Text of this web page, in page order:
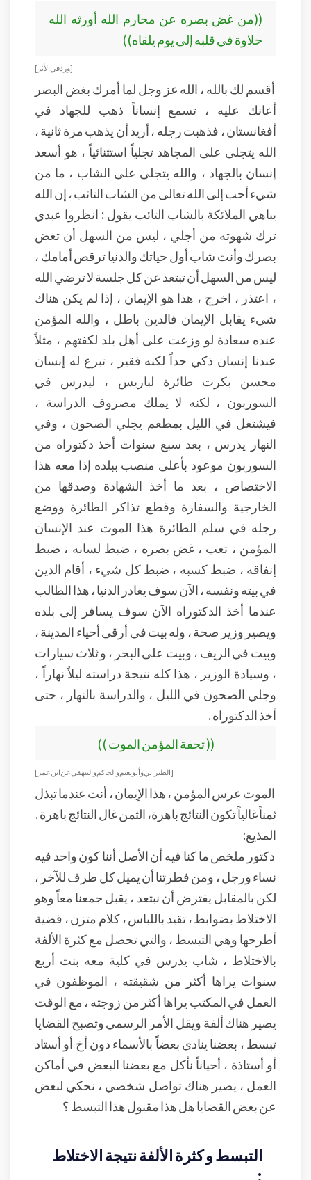
((من غض بصره عن محارم الله أورثه الله
حلاوة في قلبه إلى يوم يلقاه))
[ورد في الأثر]
أقسم لك بالله ، الله عز وجل لما أمرك بغض البصر
أعانك عليه ، تسمع إنساناً ذهب للجهاد في
أفغانستان ، فذهبت رجله ، أريد أن يذهب مرة ثانية ،
الله يتجلى على المجاهد تجلياً استثنائياً ، هو أسعد
إنسان بالجهاد ، والله يتجلى على الشاب ، ما من
شيء أحب إلى الله تعالى من الشاب التائب ، إن الله
يباهي الملائكة بالشاب التائب يقول : انظروا عبدي
ترك شهوته من أجلي ، ليس من السهل أن تغض
بصرك وأنت شاب أول حياتك والدنيا ترقص أمامك ،
ليس من السهل أن تبتعد عن كل جلسة لا ترضي الله
، اعتذر ، اخرج ، هذا هو الإيمان ، إذا لم يكن هناك
شيء يقابل الإيمان فالدين باطل ، والله المؤمن
عنده سعادة لو وزعت على أهل بلد لكفتهم ، مثلاً
عندنا إنسان ذكي جداً لكنه فقير ، تبرع له إنسان
محسن بكرت طائرة لباريس ، ليدرس في
السوربون ، لكنه لا يملك مصروف الدراسة ،
فيشتغل في الليل بمطعم يجلي الصحون ، وفي
النهار يدرس ، بعد سبع سنوات أخذ دكتوراه من
السوربون موعود بأعلى منصب ببلده إذا معه هذا
الاختصاص ، بعد ما أخذ الشهادة وصدقها من
الخارجية والسفارة وقطع تذاكر الطائرة ووضع
رجله في سلم الطائرة هذا الموت عند الإنسان
المؤمن ، تعب ، غض بصره ، ضبط لسانه ، ضبط
إنفاقه ، ضبط كسبه ، ضبط كل شيء ، أقام الدين
في بيته ونفسه ، الآن سوف يغادر الدنيا ، هذا الطالب
عندما أخذ الدكتوراه الآن سوف يسافر إلى بلده
ويصير وزير صحة ، وله بيت في أرقى أحياء المدينة ،
وبيت في الريف ، وبيت على البحر ، و ثلاث سيارات
، وسيادة الوزير ، هذا كله نتيجة دراسته ليلاً نهاراً ،
وجلي الصحون في الليل ، والدراسة بالنهار ، حتى
أخذ الدكتوراه .
(( تحفة المؤمن الموت ))
[الطبراني وأبو نعيم والحاكم والبيهقي عن ابن عمر ]
الموت عرس المؤمن ، هذا الإيمان ، أنت عندما تبذل
ثمناً غالياً تكون النتائج باهرة، الثمن غال النتائج باهرة .
المذيع:
دكتور ملخص ما كنا فيه أن الأصل أننا كون واحد فيه
نساء ورجل ، ومن فطرتنا أن يميل كل طرف للآخر ،
لكن بالمقابل يفترض أن نبتعد ، يقبل جمعنا معاً وهو
الاختلاط بضوابط ، تقيد باللباس ، كلام متزن ، قضية
أطرحها وهي التبسط ، والتي تحصل مع كثرة الألفة
بالاختلاط ، شاب يدرس في كلية معه بنت أربع
سنوات يراها أكثر من شقيقته ، الموظفون في
العمل في المكتب يراها أكثر من زوجته ، مع الوقت
يصير هناك ألفة ويقل الأمر الرسمي وتصبح القضايا
تبسط ، بعضنا ينادي بعضاً بالأسماء دون أخ أو أستاذ
أو أستاذة ، أحياناً نأكل مع بعضنا البعض في أماكن
العمل ، يصير هناك تواصل شخصي ، نحكي لبعض
عن بعض القضايا هل هذا مقبول هذا التبسط ؟
التبسط و كثرة الألفة نتيجة الاختلاط